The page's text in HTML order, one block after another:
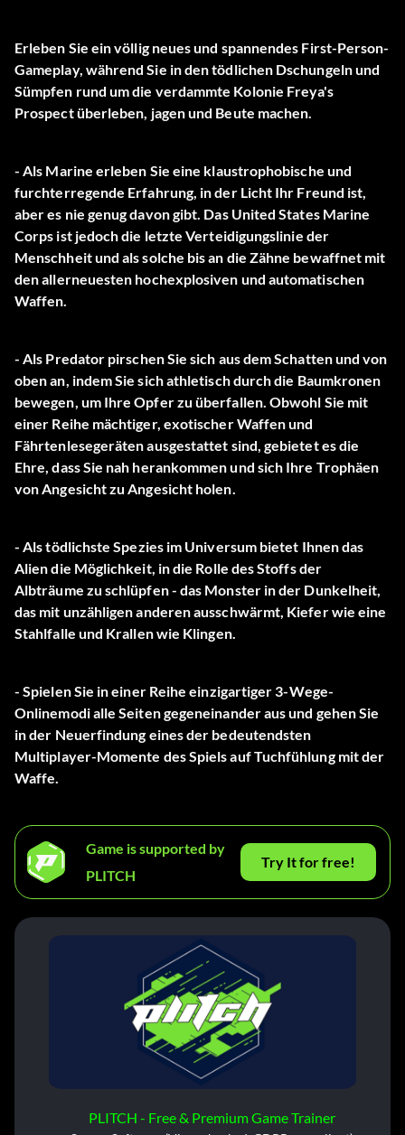
Erleben Sie ein völlig neues und spannendes First-Person-
Gameplay, während Sie in den tödlichen Dschungeln und
Sümpfen rund um die verdammte Kolonie Freya's
Prospect überleben, jagen und Beute machen.
- Als Marine erleben Sie eine klaustrophobische und
furchterregende Erfahrung, in der Licht Ihr Freund ist,
aber es nie genug davon gibt. Das United States Marine
Corps ist jedoch die letzte Verteidigungslinie der
Menschheit und als solche bis an die Zähne bewaffnet mit
den allerneuesten hochexplosiven und automatischen
Waffen.
- Als Predator pirschen Sie sich aus dem Schatten und von
oben an, indem Sie sich athletisch durch die Baumkronen
bewegen, um Ihre Opfer zu überfallen. Obwohl Sie mit
einer Reihe mächtiger, exotischer Waffen und
Fährtenlesegeräten ausgestattet sind, gebietet es die
Ehre, dass Sie nah herankommen und sich Ihre Trophäen
von Angesicht zu Angesicht holen.
- Als tödlichste Spezies im Universum bietet Ihnen das
Alien die Möglichkeit, in die Rolle des Stoffs der
Albträume zu schlüpfen - das Monster in der Dunkelheit,
das mit unzähligen anderen ausschwärmt, Kiefer wie eine
Stahlfalle und Krallen wie Klingen.
- Spielen Sie in einer Reihe einzigartiger 3-Wege-
Onlinemodi alle Seiten gegeneinander aus und gehen Sie
in der Neuerfindung eines der bedeutendsten
Multiplayer-Momente des Spiels auf Tuchfühlung mit der
Waffe.
Game is supported by
PLITCH
Try It for free!
PLITCH - Free & Premium Game Trainer